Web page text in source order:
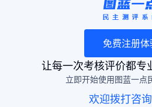
免费注册
让每一次考核评价都专
立即开始使用图蓝一点
欢迎拨打咨